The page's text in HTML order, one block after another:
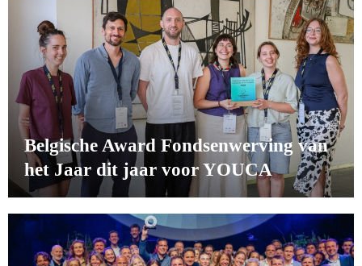
Belgische Award Fondsenwerving van
het Jaar dit jaar voor YOUCA